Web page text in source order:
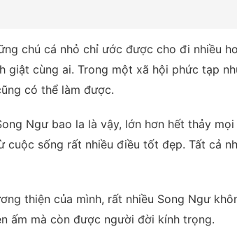
chú cá nhỏ chỉ ước được cho đi nhiều
giật cùng ai. Trong một xã hội phức tạp
có thể làm được.
Ngư bao la là vậy, lớn hơn hết thảy
cuộc sống rất nhiều điều tốt đẹp. Tất cả
thiện của mình, rất nhiều Song Ngư
ấm mà còn được người đời kính trọng.